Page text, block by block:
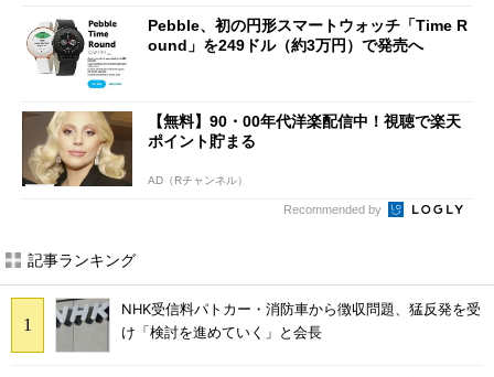
Pebble、初の円形スマートウォッチ「Time R
ound」を249ドル（約3万円）で発売へ
【無料】90・00年代洋楽配信中！視聴で楽天
ポイント貯まる
AD（Rチャンネル）
Recommended by
記事ランキング
NHK受信料パトカー・消防車から徴収問題、猛反発を受
け「検討を進めていく」と会長